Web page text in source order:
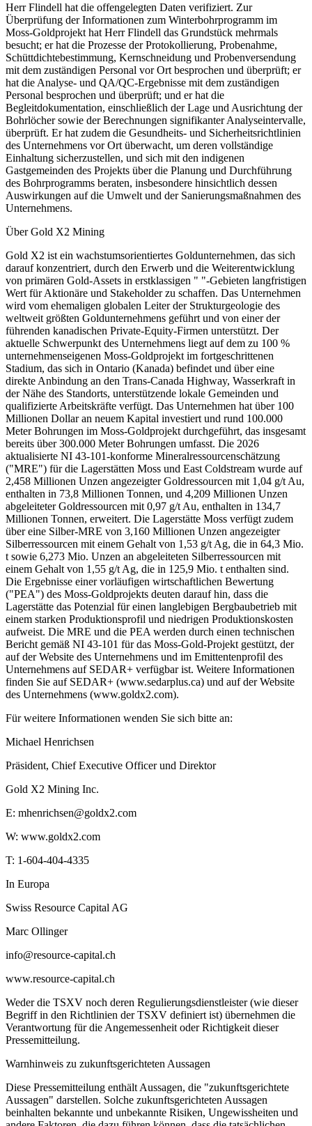
Herr Flindell hat die offengelegten Daten verifiziert. Zur
Überprüfung der Informationen zum Winterbohrprogramm im
Moss-Goldprojekt hat Herr Flindell das Grundstück mehrmals
besucht; er hat die Prozesse der Protokollierung, Probenahme,
Schüttdichtebestimmung, Kernschneidung und Probenversendung
mit dem zuständigen Personal vor Ort besprochen und überprüft; er
hat die Analyse- und QA/QC-Ergebnisse mit dem zuständigen
Personal besprochen und überprüft; und er hat die
Begleitdokumentation, einschließlich der Lage und Ausrichtung der
Bohrlöcher sowie der Berechnungen signifikanter Analyseintervalle,
überprüft. Er hat zudem die Gesundheits- und Sicherheitsrichtlinien
des Unternehmens vor Ort überwacht, um deren vollständige
Einhaltung sicherzustellen, und sich mit den indigenen
Gastgemeinden des Projekts über die Planung und Durchführung
des Bohrprogramms beraten, insbesondere hinsichtlich dessen
Auswirkungen auf die Umwelt und der Sanierungsmaßnahmen des
Unternehmens.
Über Gold X2 Mining
Gold X2 ist ein wachstumsorientiertes Goldunternehmen, das sich
darauf konzentriert, durch den Erwerb und die Weiterentwicklung
von primären Gold-Assets in erstklassigen " "-Gebieten langfristigen
Wert für Aktionäre und Stakeholder zu schaffen. Das Unternehmen
wird vom ehemaligen globalen Leiter der Strukturgeologie des
weltweit größten Goldunternehmens geführt und von einer der
führenden kanadischen Private-Equity-Firmen unterstützt. Der
aktuelle Schwerpunkt des Unternehmens liegt auf dem zu 100 %
unternehmenseigenen Moss-Goldprojekt im fortgeschrittenen
Stadium, das sich in Ontario (Kanada) befindet und über eine
direkte Anbindung an den Trans-Canada Highway, Wasserkraft in
der Nähe des Standorts, unterstützende lokale Gemeinden und
qualifizierte Arbeitskräfte verfügt. Das Unternehmen hat über 100
Millionen Dollar an neuem Kapital investiert und rund 100.000
Meter Bohrungen im Moss-Goldprojekt durchgeführt, das insgesamt
bereits über 300.000 Meter Bohrungen umfasst. Die 2026
aktualisierte NI 43-101-konforme Mineralressourcenschätzung
("MRE") für die Lagerstätten Moss und East Coldstream wurde auf
2,458 Millionen Unzen angezeigter Goldressourcen mit 1,04 g/t Au,
enthalten in 73,8 Millionen Tonnen, und 4,209 Millionen Unzen
abgeleiteter Goldressourcen mit 0,97 g/t Au, enthalten in 134,7
Millionen Tonnen, erweitert. Die Lagerstätte Moss verfügt zudem
über eine Silber-MRE von 3,160 Millionen Unzen angezeigter
Silberressourcen mit einem Gehalt von 1,53 g/t Ag, die in 64,3 Mio.
t sowie 6,273 Mio. Unzen an abgeleiteten Silberressourcen mit
einem Gehalt von 1,55 g/t Ag, die in 125,9 Mio. t enthalten sind.
Die Ergebnisse einer vorläufigen wirtschaftlichen Bewertung
("PEA") des Moss-Goldprojekts deuten darauf hin, dass die
Lagerstätte das Potenzial für einen langlebigen Bergbaubetrieb mit
einem starken Produktionsprofil und niedrigen Produktionskosten
aufweist. Die MRE und die PEA werden durch einen technischen
Bericht gemäß NI 43-101 für das Moss-Gold-Projekt gestützt, der
auf der Website des Unternehmens und im Emittentenprofil des
Unternehmens auf SEDAR+ verfügbar ist. Weitere Informationen
finden Sie auf SEDAR+ (www.sedarplus.ca) und auf der Website
des Unternehmens (www.goldx2.com).
Für weitere Informationen wenden Sie sich bitte an:
Michael Henrichsen
Präsident, Chief Executive Officer und Direktor
Gold X2 Mining Inc.
E: mhenrichsen@goldx2.com
W: www.goldx2.com
T: 1-604-404-4335
In Europa
Swiss Resource Capital AG
Marc Ollinger
info@resource-capital.ch
www.resource-capital.ch
Weder die TSXV noch deren Regulierungsdienstleister (wie dieser
Begriff in den Richtlinien der TSXV definiert ist) übernehmen die
Verantwortung für die Angemessenheit oder Richtigkeit dieser
Pressemitteilung.
Warnhinweis zu zukunftsgerichteten Aussagen
Diese Pressemitteilung enthält Aussagen, die "zukunftsgerichtete
Aussagen" darstellen. Solche zukunftsgerichteten Aussagen
beinhalten bekannte und unbekannte Risiken, Ungewissheiten und